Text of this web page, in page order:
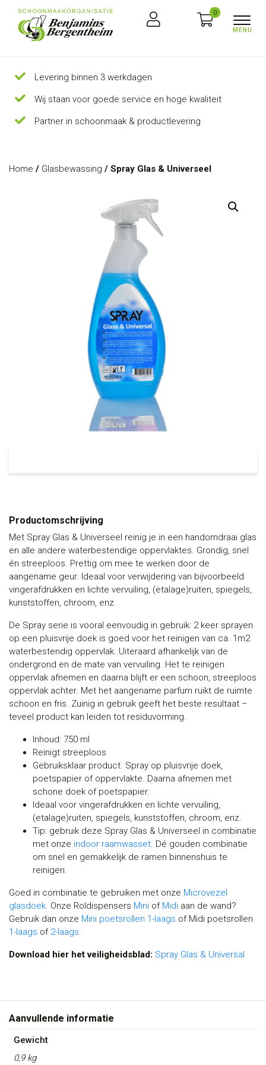
0
Levering binnen 3 werkdagen
Wij staan voor goede service en hoge kwaliteit
Partner in schoonmaak & productlevering
Home / Glasbewassing / Spray Glas & Universeel
Productomschrijving
Met Spray Glas & Universeel reinig je in een handomdraai glas
en alle andere waterbestendige oppervlaktes. Grondig, snel
én streeploos. Prettig om mee te werken door de
aangename geur. Ideaal voor verwijdering van bijvoorbeeld
vingerafdrukken en lichte vervuiling, (etalage)ruiten, spiegels,
kunststoffen, chroom, enz.
De Spray serie is vooral eenvoudig in gebruik: 2 keer sprayen
op een pluisvrije doek is goed voor het reinigen van ca. 1m2
waterbestendig oppervlak. Uiteraard afhankelijk van de
ondergrond en de mate van vervuiling. Het te reinigen
oppervlak afnemen en daarna blijft er een schoon, streeploos
oppervlak achter. Met het aangename parfum ruikt de ruimte
schoon en fris. Zuinig in gebruik geeft het beste resultaat –
teveel product kan leiden tot residuvorming.
Inhoud: 750 ml
Reinigt streeploos
Gebruiksklaar product. Spray op pluisvrije doek,
poetspapier of oppervlakte. Daarna afnemen met
schone doek of poetspapier.
Ideaal voor vingerafdrukken en lichte vervuiling,
(etalage)ruiten, spiegels, kunststoffen, chroom, enz.
Tip: gebruik deze Spray Glas & Universeel in combinatie
met onze indoor raamwasset . Dé gouden combinatie
om snel en gemakkelijk de ramen binnenshuis te
reinigen.
Goed in combinatie te gebruiken met onze Microvezel
glasdoek . Onze Roldispensers Mini of Midi aan de wand?
Gebruik dan onze Mini poetsrollen 1-laags of Midi poetsrollen
1-laags of 2-laags
Download hier het veiligheidsblad: Spray Glas & Universal
Aanvullende informatie
Gewicht
0,9 kg